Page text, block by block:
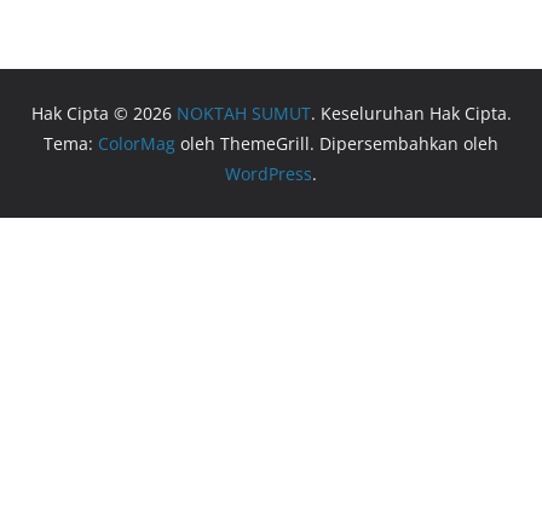
Hak Cipta © 2026 NOKTAH SUMUT. Keseluruhan Hak Cipta.
Tema: ColorMag oleh ThemeGrill. Dipersembahkan oleh
WordPress.